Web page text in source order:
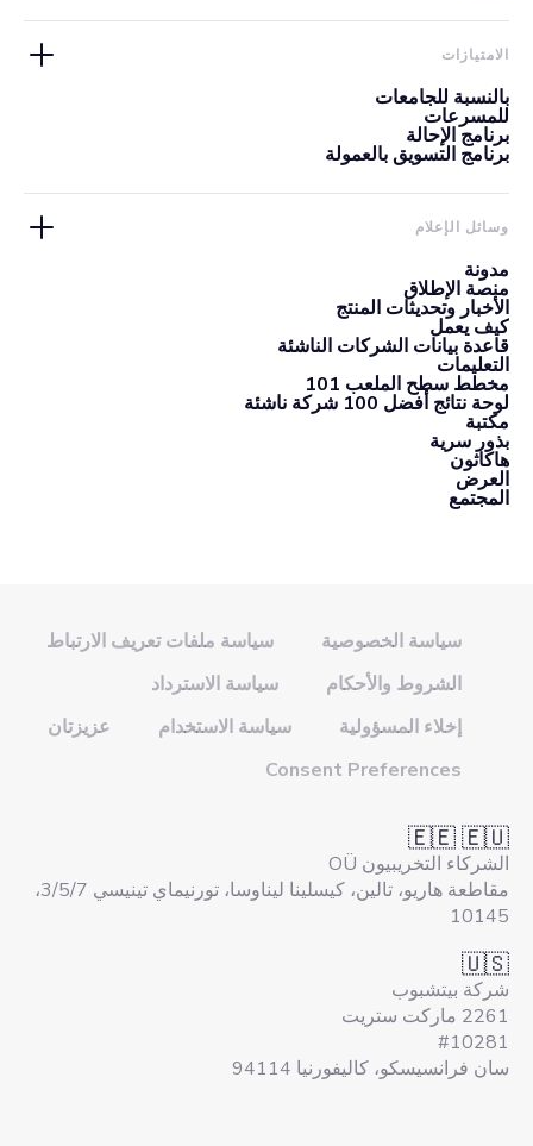
الامتيازات
بالنسبة للجامعات
للمسرعات
برنامج الإحالة
برنامج التسويق بالعمولة
وسائل الإعلام
مدونة
منصة الإطلاق
الأخبار وتحديثات المنتج
كيف يعمل
قاعدة بيانات الشركات الناشئة
التعليمات
مخطط سطح الملعب 101
لوحة نتائج أفضل 100 شركة ناشئة
مكتبة
بذور سرية
هاكاثون
العرض
المجتمع
سياسة الخصوصية
سياسة ملفات تعريف الارتباط
الشروط والأحكام
سياسة الاسترداد
إخلاء المسؤولية
سياسة الاستخدام
عزيزتان
Consent Preferences
🇪🇪 🇪🇺
الشركاء التخريبيون OÜ
مقاطعة هاريو، تالين، كيسلينا ليناوسا، تورنيماي تينيسي 3/5/7،
10145
🇺🇸
شركة بيتشبوب
2261 ماركت ستريت
#10281
سان فرانسيسكو، كاليفورنيا 94114